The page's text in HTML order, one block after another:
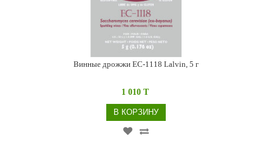
Винные дрожжи EC-1118 Lalvin, 5 г
1 010 T
В КОРЗИНУ